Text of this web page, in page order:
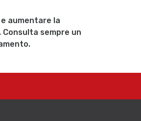
aumentare la
sempre un